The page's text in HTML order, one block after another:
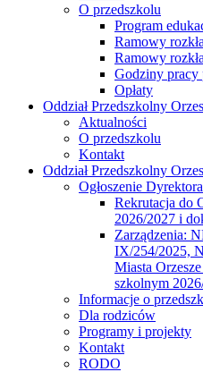
O przedszkolu
Program
Ramowy
Ramowy
Godziny pracy
Opłaty
Oddział Przedszkolny
Aktualności
O przedszkolu
Kontakt
Oddział Przedszkolny
Ogłoszenie
Rekrutacja do
2026/2027 i
Zarządzenia:
IX/254/2025,
Miasta
szkolnym
Informacje o
Dla rodziców
Programy i projekty
Kontakt
RODO